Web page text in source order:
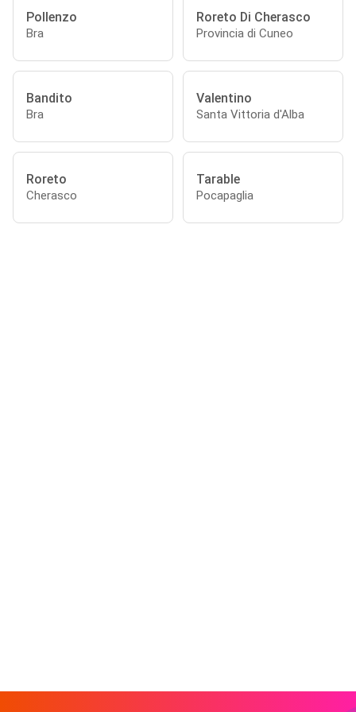
Pollenzo
Bra
Roreto Di Cherasco
Provincia di Cuneo
Bandito
Bra
Valentino
Santa Vittoria d'Alba
Roreto
Cherasco
Tarable
Pocapaglia